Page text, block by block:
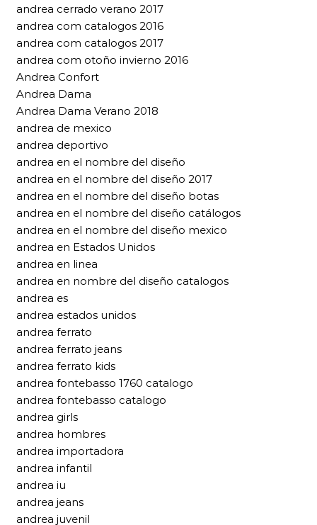
andrea cerrado verano 2017
andrea com catalogos 2016
andrea com catalogos 2017
andrea com otoño invierno 2016
Andrea Confort
Andrea Dama
Andrea Dama Verano 2018
andrea de mexico
andrea deportivo
andrea en el nombre del diseño
andrea en el nombre del diseño 2017
andrea en el nombre del diseño botas
andrea en el nombre del diseño catálogos
andrea en el nombre del diseño mexico
andrea en Estados Unidos
andrea en linea
andrea en nombre del diseño catalogos
andrea es
andrea estados unidos
andrea ferrato
andrea ferrato jeans
andrea ferrato kids
andrea fontebasso 1760 catalogo
andrea fontebasso catalogo
andrea girls
andrea hombres
andrea importadora
andrea infantil
andrea iu
andrea jeans
andrea juvenil